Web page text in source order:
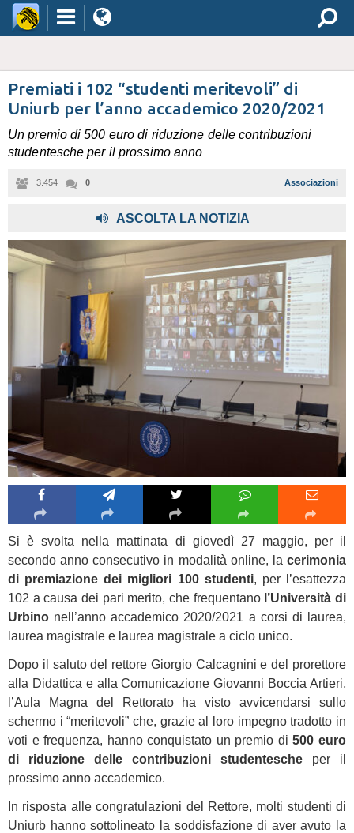
Premiati i 102 “studenti meritevoli” di
Uniurb per l’anno accademico 2020/2021
Un premio di 500 euro di riduzione delle contribuzioni
studentesche per il prossimo anno
3.454 0 Associazioni
ASCOLTA LA NOTIZIA
Si è svolta nella mattinata di giovedì 27 maggio, per il
secondo anno consecutivo in modalità online, la cerimonia
di premiazione dei migliori 100 studenti, per l’esattezza
102 a causa dei pari merito, che frequentano l’Università di
Urbino nell’anno accademico 2020/2021 a corsi di laurea,
laurea magistrale e laurea magistrale a ciclo unico.
Dopo il saluto del rettore Giorgio Calcagnini e del prorettore
alla Didattica e alla Comunicazione Giovanni Boccia Artieri,
l’Aula Magna del Rettorato ha visto avvicendarsi sullo
schermo i “meritevoli” che, grazie al loro impegno tradotto in
voti e frequenza, hanno conquistato un premio di500 euro
di riduzione delle contribuzioni studentesche per il
prossimo anno accademico.
In risposta alle congratulazioni del Rettore, molti studenti di
Uniurb hanno sottolineato la soddisfazione di aver avuto la